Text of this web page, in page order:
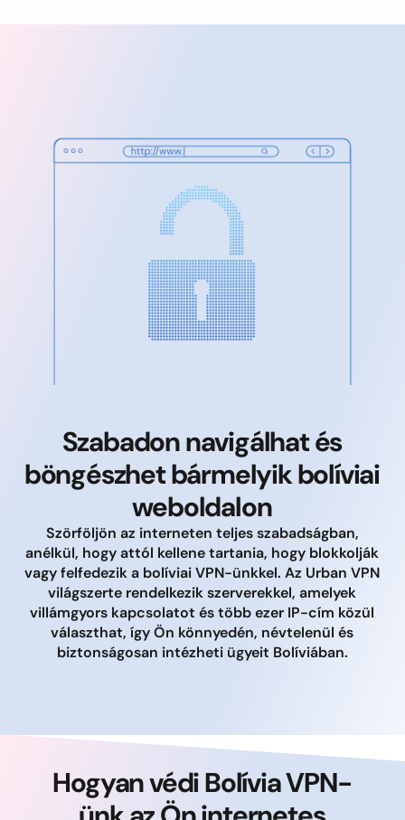
Szabadon navigálhat és
böngészhet bármelyik bolíviai
weboldalon
Szörföljön az interneten teljes szabadságban,
anélkül, hogy attól kellene tartania, hogy blokkolják
vagy felfedezik a bolíviai VPN-ünkkel. Az Urban VPN
világszerte rendelkezik szerverekkel, amelyek
villámgyors kapcsolatot és több ezer IP-cím közül
választhat, így Ön könnyedén, névtelenül és
biztonságosan intézheti ügyeit Bolíviában.
Hogyan védi Bolívia VPN-